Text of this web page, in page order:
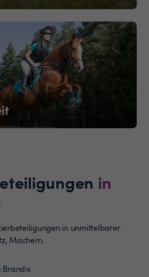
in
in unmittelbarer
Machern.
Brandis